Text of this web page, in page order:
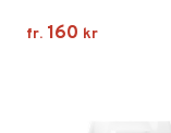
fr. 160 kr